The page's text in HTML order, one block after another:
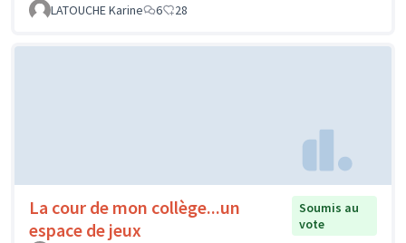
LATOUCHE Karine
6 28
La cour de mon collège...un
espace de jeux
Soumis au
vote